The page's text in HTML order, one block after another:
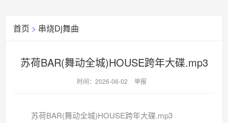
首页 > 串烧Dj舞曲
苏荷BAR(舞动全城)HOUSE跨年大碟.mp3
时间：2026-06-02 举报
苏荷BAR(舞动全城)HOUSE跨年大碟.mp3